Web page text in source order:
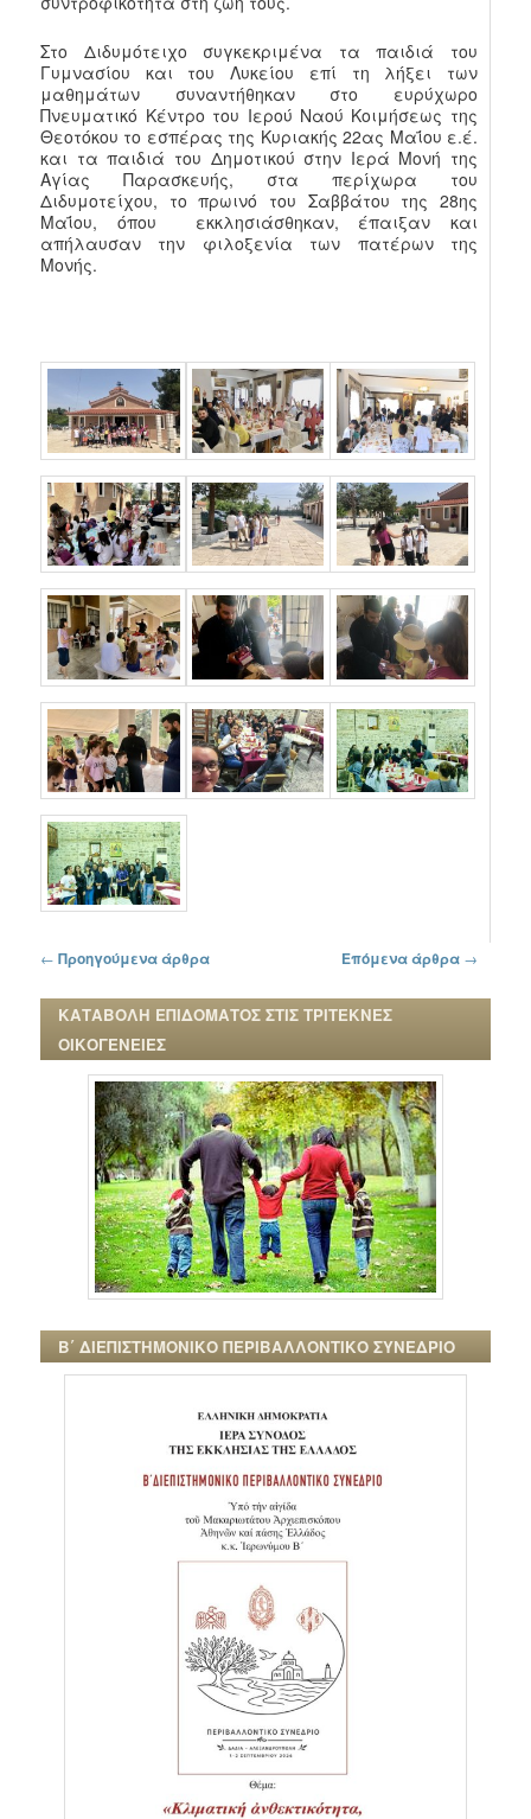
Στο Διδυμότειχο συγκεκριμένα τα παιδιά του
Γυμνασίου και του Λυκείου επί τη λήξει των
μαθημάτων συναντήθηκαν στο ευρύχωρο
Πνευματικό Κέντρο του Ιερού Ναού Κοιμήσεως της
Θεοτόκου το εσπέρας της Κυριακής 22ας Μαΐου ε.έ.
και τα παιδιά του Δημοτικού στην Ιερά Μονή της
Αγίας Παρασκευής, στα περίχωρα του
Διδυμοτείχου, το πρωινό του Σαββάτου της 28ης
Μαΐου, όπου εκκλησιάσθηκαν, έπαιξαν και
απήλαυσαν την φιλοξενία των πατέρων της
Μονής.
Πλοήγηση στα άρθρα
← Προηγούμενα άρθρα Επόμενα άρθρα →
ΚΑΤΑΒΟΛΗ ΕΠΙΔΟΜΑΤΟΣ ΣΤΙΣ ΤΡΙΤΕΚΝΕΣ
ΟΙΚΟΓΕΝΕΙΕΣ
Β΄ ΔΙΕΠΙΣΤΗΜΟΝΙΚΟ ΠΕΡΙΒΑΛΛΟΝΤΙΚΟ ΣΥΝΕΔΡΙΟ